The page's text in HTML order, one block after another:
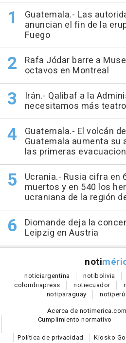
Guatemala.- Las
anuncian el fin de la
Fuego
Rafa Jódar barre a
octavos en Montreal
Irán.- Qalibaf a la
necesitamos más
Guatemala.- El volcán
Guatemala aumenta su
las primeras
Ucrania.- Rusia cifra en
muertos y en 540 los
ucraniana de la región
Diomande deja la
Leipzig en Austria
noti
noticiargentina notibolivia
colombiapress notiecuador
notiparaguay notiperú
Acerca de notimerica.com
Cumplimiento normativo
Política de privacidad
Kiosko